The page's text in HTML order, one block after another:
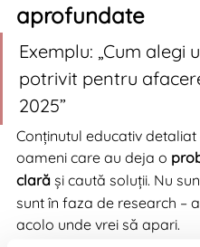
aprofundate
Exemplu: „Cum alegi
potrivit pentru
2025”
Conținutul educativ
oameni care au deja o
clară și caută soluții. Nu
sunt în faza de research –
acolo unde vrei să apari.